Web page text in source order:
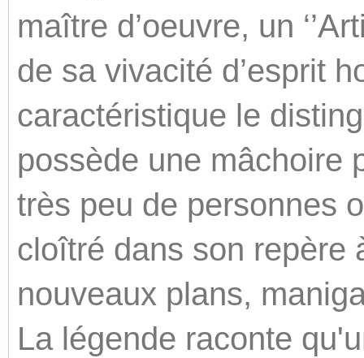
maître d’oeuvre, un
de sa vivacité d’esprit
caractéristique le
possède une mâchoire
très peu de personnes
cloîtré dans son repère
nouveaux plans,
La légende raconte